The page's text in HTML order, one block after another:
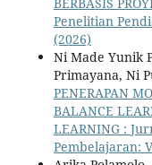
Penelitian
(2026)
Ni Made Yunik
Primayana, Ni
PENERAPAN
BALANCE
LEARNING :
Pembelajaran: